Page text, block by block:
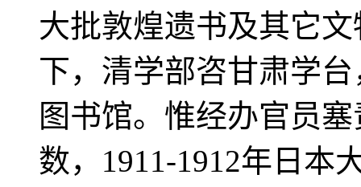
大批敦煌遗书及其它
下，清学部咨甘肃学
图书馆。惟经办官员
数，1911-1912年日本